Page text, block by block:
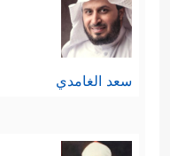
سعد الغامدي